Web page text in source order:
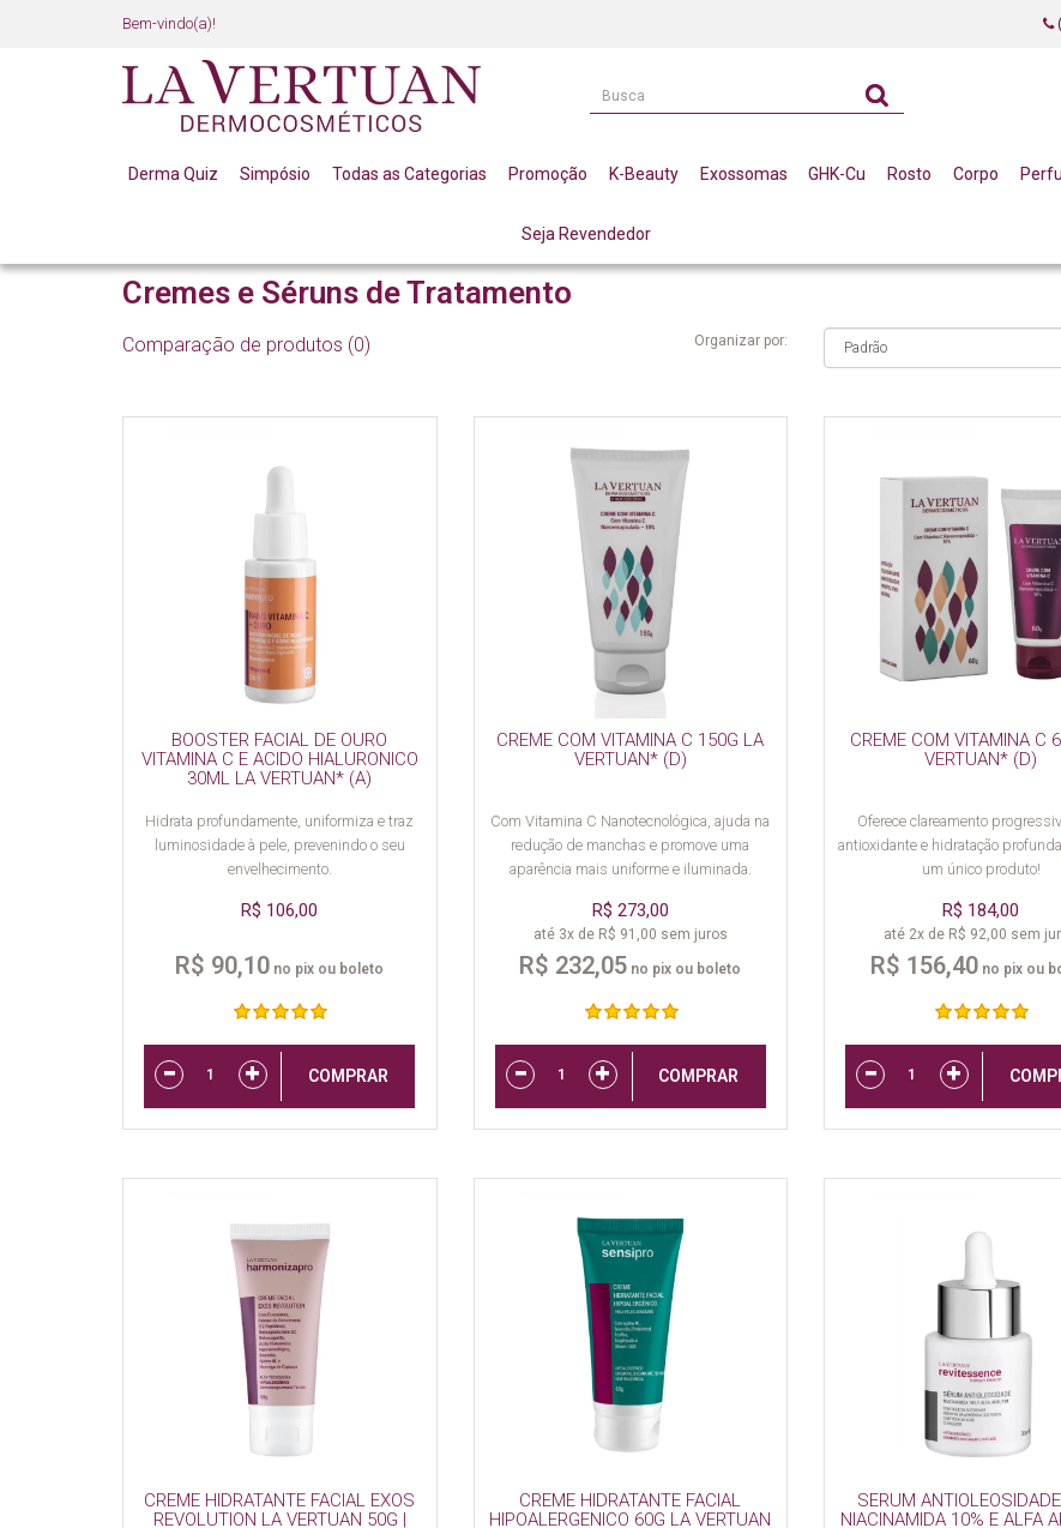
Bem-vindo(a)!
Derma Quiz Simpósio Todas as Categorias Promoção K-Beauty Exossomas GHK-Cu Rosto Corpo
Seja Revendedor
CREMES E SÉRUNS DE TRATAMENTO
Cremes e Séruns de Tratamento
Comparação de produtos (0) Organizar por:
BOOSTER FACIAL DE OURO
VITAMINA C E ACIDO HIALURONICO
30ML LA VERTUAN* (A)
Hidrata profundamente, uniformiza e traz
luminosidade à pele, prevenindo o seu
envelhecimento.
R$ 106,00
R$ 90,10 no pix ou boleto
COMPRAR
CREME COM VITAMINA C 150G LA
VERTUAN* (D)
Com Vitamina C Nanotecnológica, ajuda na
redução de manchas e promove uma
aparência mais uniforme e iluminada.
R$ 273,00
até 3x de R$ 91,00 sem juros
R$ 232,05 no pix ou boleto
COMPRAR
CREME COM VITAMINA C
VERTUAN* (D)
Oferece clareamento
antioxidante e hidratação
um único produto!
R$ 184,00
até 2x de R$ 92,00 sem
R$ 156,40no pix ou
CREME HIDRATANTE FACIAL EXOS
REVOLUTION LA VERTUAN 50G |
CREME HIDRATANTE FACIAL
HIPOALERGENICO 60G LA VERTUAN
SERUM
NIACINAMIDA 10% E ALFA